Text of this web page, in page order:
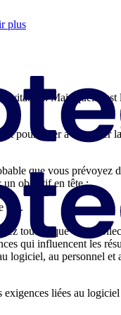
plus
Mais quelle
pour aider à identifier
que vous prévoyez
un objectif en tête :
cas.
tout ce que vous
qui influencent les
logiciel, au personnel
liées au